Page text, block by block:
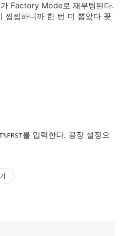
Factory Mode로 재부팅된다.
찝찝하니까 한 번 더 뽑았다 꽂
를 입력한다. 공장 설정으